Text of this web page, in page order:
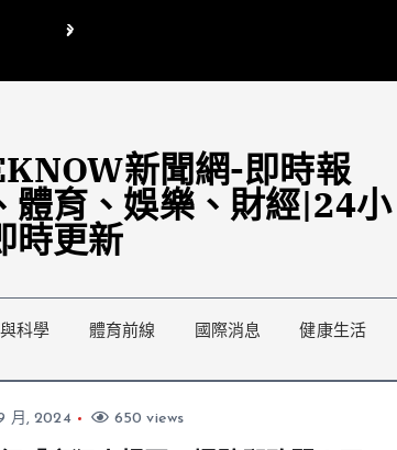
曉玲喊刪陸委會1295萬媒宣費惹議 梁文傑回「只能靠嘴巴」
新聞網-即時報
體育、娛樂、財經|24小
時更新
科學 體育前線 國際消息 健康生活
月, 2024 650 views